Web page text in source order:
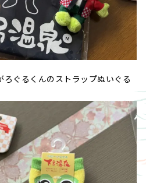
ぐるくんのストラップぬいぐる